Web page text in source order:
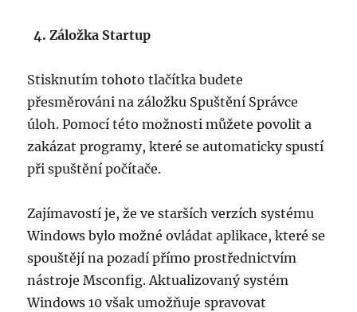
4. Záložka Startup
Stisknutím tohoto tlačítka budete
přesměrováni na záložku Spuštění Správce
úloh. Pomocí této možnosti můžete povolit a
zakázat programy, které se automaticky spustí
při spuštění počítače.
Zajímavostí je, že ve starších verzích systému
Windows bylo možné ovládat aplikace, které se
spouštějí na pozadí přímo prostřednictvím
nástroje Msconfig. Aktualizovaný systém
Windows 10 však umožňuje spravovat